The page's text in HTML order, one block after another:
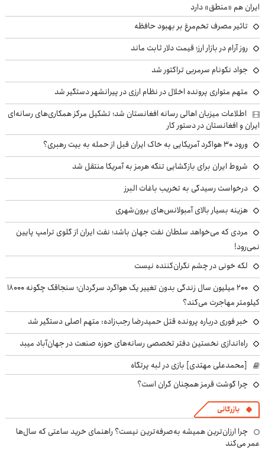
ایران هم «منطق» دارد
تاثیر مصرف تخم‌مرغ بر بهبود حافظه
روز آرام در بازار ارز؛ قیمت دلار ثابت ماند
جواد نکونام سرمربی تراکتور شد
متهم متواری پرونده اخلال در نظام ارزی در پیرانشهر دستگیر شد
اطلاعات میزبان اهالی رسانه افغانستان شد؛ تشکیل مرکز همکاری‌های رسانه‌ای
ایران و افغانستان در دستور کار
ورود ۳۰ هواگرد آمریکایی به خاک ایران قبل از حمله به بیت رهبری؟
شروط ایران برای بازگشایی تنگه هرمز به آمریکا منتقل شد
درخواست رسیدگی به تخریب باغات البرز
هزینه بسیار بالای آمبولانس‌های برون‌شهری
مردی که می‌خواهد سلطان نفت جهان باشد؛ نفت ایران از گلوی ترامپ پایین
نمی‌رود!
لکه خونی در چشم نگران‌کننده نیست
۲۰۰ میلیون سال زندگی بدون تغییر یک هواگرد سرگردان؛ سنجاقک‌ چگونه ۱۸۰۰۰
کیلومتر مهاجرت می‌کند؟
خبر فوری درباره پرونده قتل حمیدرضا رجب‌زاده: متهم اصلی دستگیر شد
راه‌اندازی نخستین دفتر تخصصی رسانه‌های حوزه صنعت در جهان‌آباد میبد
[محمدعلی مهتدی] بازی در لبه پرتگاه
چرا گوشت قرمز همچنان گران است؟
بازرگانی
چرا ارزان‌ترین همیشه به‌صرفه‌ترین نیست؟ راهنمای خرید ساعتی که سال‌ها
عمر می‌کند